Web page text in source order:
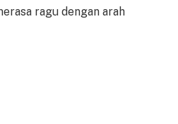
ragu dengan arah